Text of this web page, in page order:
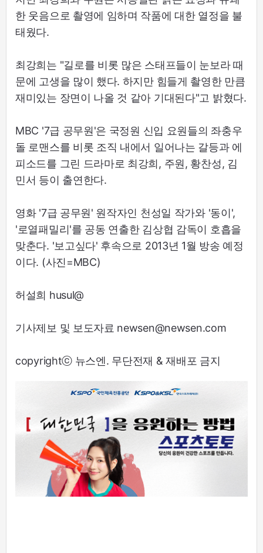
한 웃음으로 촬영에 임하며 작품에 대한 열정을 불
태웠다.
최강희는 "길로를 비롯 많은 스태프들이 눈보라 때
문에 고생을 많이 했다. 하지만 힘들게 촬영한 만큼
재미있는 장면이 나올 것 같아 기대된다"고 밝혔다.
MBC '7급 공무원'은 국정원 신입 요원들의 좌충우
돌 로맨스를 비롯 조직 내에서 일어나는 갈등과 에
피소드를 그린 드라마로 최강희, 주원, 황찬성, 김
민서 등이 출연한다.
영화 '7급 공무원' 원작자인 천성일 작가와 '동이',
'로열패밀리'를 공동 연출한 김상협 감독이 호흡을
맞춘다. '보고싶다' 후속으로 2013년 1월 방송 예정
이다. (사진=MBC)
허설희 husul@
기사제보 및 보도자료 newsen@newsen.com
copyrightⓒ 뉴스엔. 무단전재 & 재배포 금지